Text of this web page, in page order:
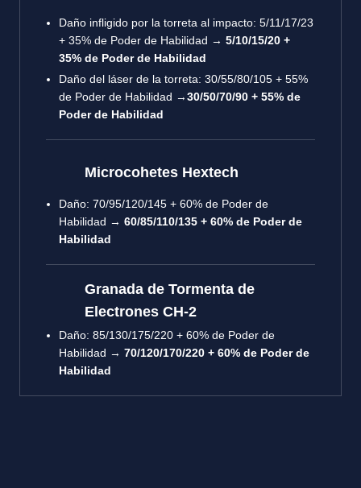
Daño infligido por la torreta al impacto: 5/11/17/23
+ 35% de Poder de Habilidad → 5/10/15/20 +
35% de Poder de Habilidad
Daño del láser de la torreta: 30/55/80/105 + 55%
de Poder de Habilidad →30/50/70/90 + 55% de
Poder de Habilidad
Microcohetes Hextech
Daño: 70/95/120/145 + 60% de Poder de
Habilidad → 60/85/110/135 + 60% de Poder de
Habilidad
Granada de Tormenta de
Electrones CH-2
Daño: 85/130/175/220 + 60% de Poder de
Habilidad → 70/120/170/220 + 60% de Poder de
Habilidad